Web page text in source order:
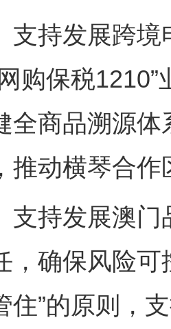
持发展跨境
购保税
全商品溯源
推动横琴合
持发展澳门
，确保风险可
住”的原则，